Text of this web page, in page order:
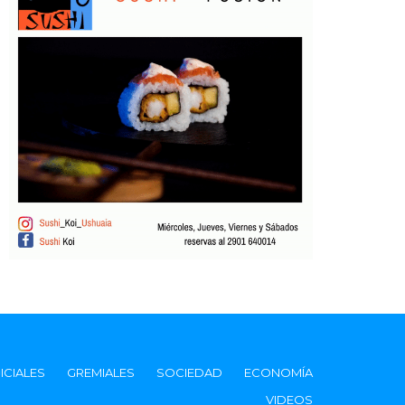
GREMIALES SOCIEDAD
ECONOMÍA
VIDEOS